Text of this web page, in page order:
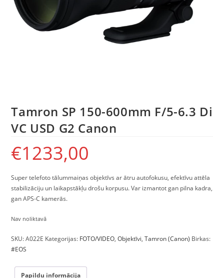
Tamron SP 150-600mm F/5-6.3 Di
VC USD G2 Canon
€1233,00
Super telefoto tālummaiņas objektīvs ar ātru autofokusu, efektīvu attēla
stabilizāciju un laikapstākļu drošu korpusu. Var izmantot gan pilna kadra,
gan APS-C kamerās.
Nav noliktavā
SKU:A022E Kategorijas: FOTO/VIDEO,Objektīvi,Tamron (Canon) Birkas:
#EOS
Papildu informācija